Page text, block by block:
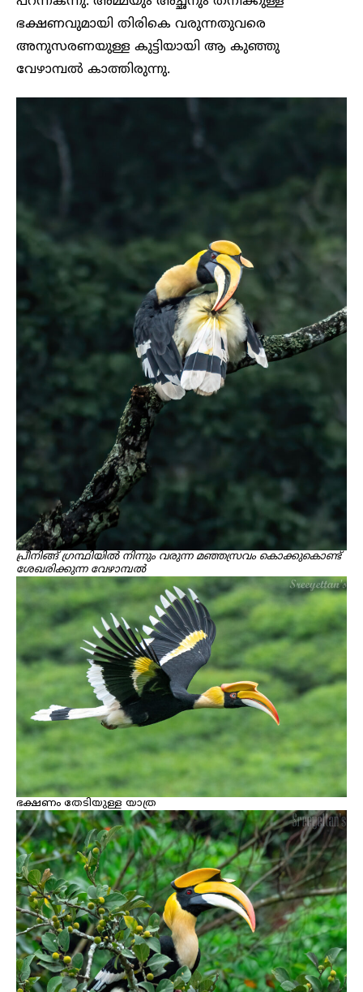
ഭക്ഷണവുമായി തിരികെ വരുന്നതുവരെ
അനുസരണയുള്ള കുട്ടിയായി ആ കുഞ്ഞു
വേഴാമ്പൽ കാത്തിരുന്നു.
പ്രീനിങ്ങ് ഗ്രന്ഥിയിൽ നിന്നും വരുന്ന മഞ്ഞസ്രവം കൊക്കുകൊണ്ട്
ശേഖരിക്കുന്ന വേഴാമ്പൽ
ഭക്ഷണം തേ‌ടിയുള്ള യാത്ര